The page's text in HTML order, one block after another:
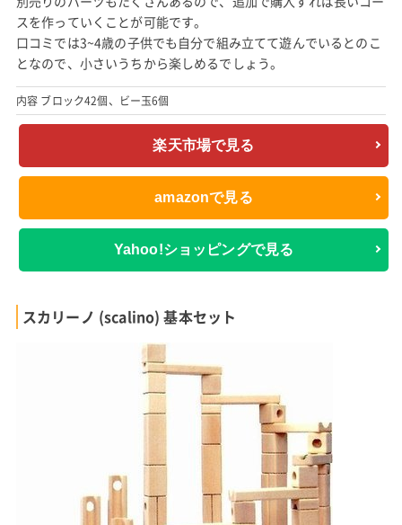
スを作っていくことが可能です。
口コミでは3~4歳の子供でも自分で組み立てて遊んでいるとのこ
となので、小さいうちから楽しめるでしょう。
内容 ブロック42個、ビー玉6個
楽天市場で見る
amazonで見る
Yahoo!ショッピングで見る
スカリーノ (scalino) 基本セット